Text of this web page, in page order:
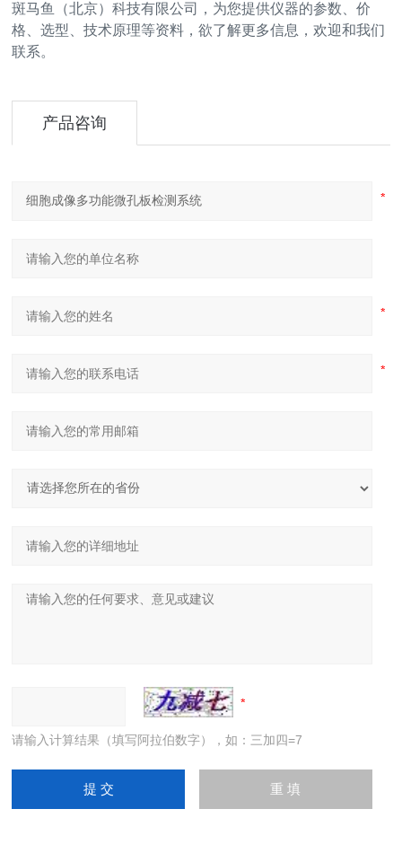
斑马鱼（北京）科技有限公司，为您提供仪器的参数、价
格、选型、技术原理等资料，欲了解更多信息，欢迎和我们
联系。
产品咨询
请输入计算结果（填写阿拉伯数字），如：三加四=7